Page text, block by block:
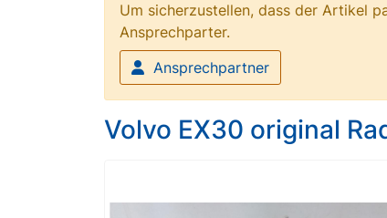
Um sicherzustellen, dass der Artikel
Ansprechparter.
Ansprechpartner
Volvo EX30 original